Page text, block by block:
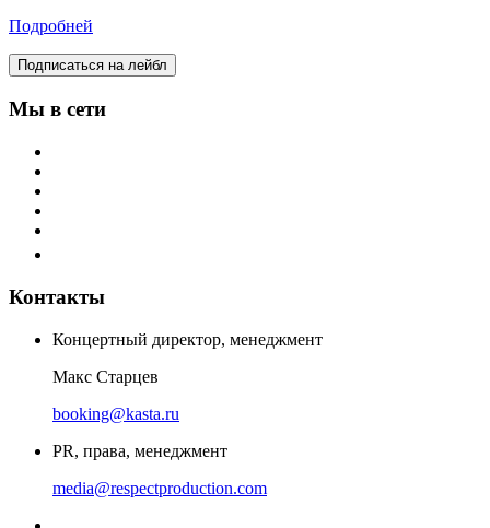
Подробней
Подписаться на лейбл
Мы в сети
Контакты
Концертный директор, менеджмент
Макс Старцев
booking@kasta.ru
PR, права, менеджмент
media@respectproduction.com